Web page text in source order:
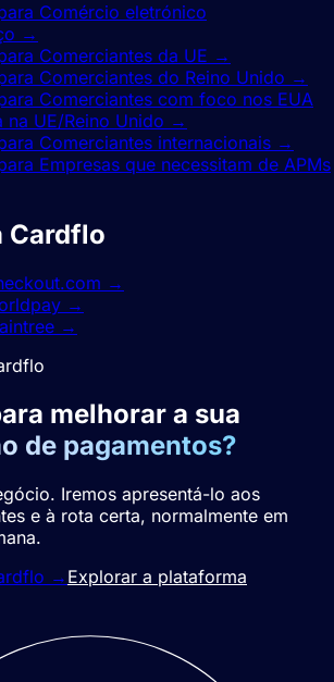
Comércio eletrónico
→
Comerciantes da UE →
Comerciantes do Reino Unido →
Comerciantes com foco nos EUA
na UE/Reino Unido →
Comerciantes internacionais →
Empresas que necessitam de APMs
Cardflo
→
→
→
melhorar a sua
de pagamentos?
Iremos apresentá-lo aos
e à rota certa, normalmente em
→ Explorar a plataforma